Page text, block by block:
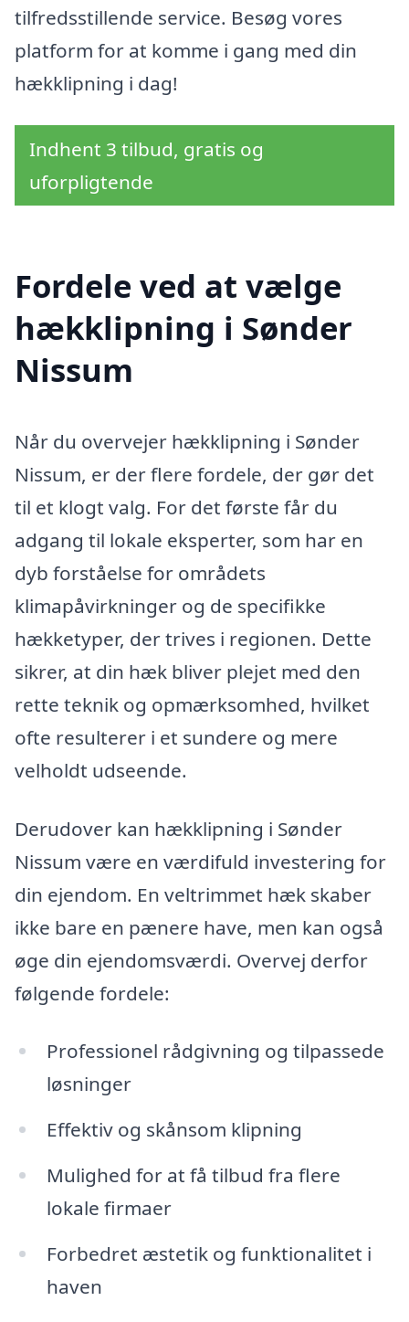
tilfredsstillende service. Besøg vores
platform for at komme i gang med din
hækklipning i dag!
Indhent 3 tilbud, gratis og
uforpligtende
Fordele ved at vælge
hækklipning i Sønder
Nissum
Når du overvejer hækklipning i Sønder
Nissum, er der flere fordele, der gør det
til et klogt valg. For det første får du
adgang til lokale eksperter, som har en
dyb forståelse for områdets
klimapåvirkninger og de specifikke
hækketyper, der trives i regionen. Dette
sikrer, at din hæk bliver plejet med den
rette teknik og opmærksomhed, hvilket
ofte resulterer i et sundere og mere
velholdt udseende.
Derudover kan hækklipning i Sønder
Nissum være en værdifuld investering for
din ejendom. En veltrimmet hæk skaber
ikke bare en pænere have, men kan også
øge din ejendomsværdi. Overvej derfor
følgende fordele:
Professionel rådgivning og tilpassede
løsninger
Effektiv og skånsom klipning
Mulighed for at få tilbud fra flere
lokale firmaer
Forbedret æstetik og funktionalitet i
haven